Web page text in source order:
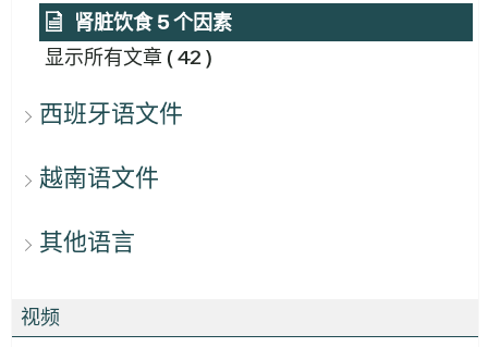
肾脏饮食 5 个因素
显示所有文章 ( 42 )
西班牙语文件
越南语文件
其他语言
视频